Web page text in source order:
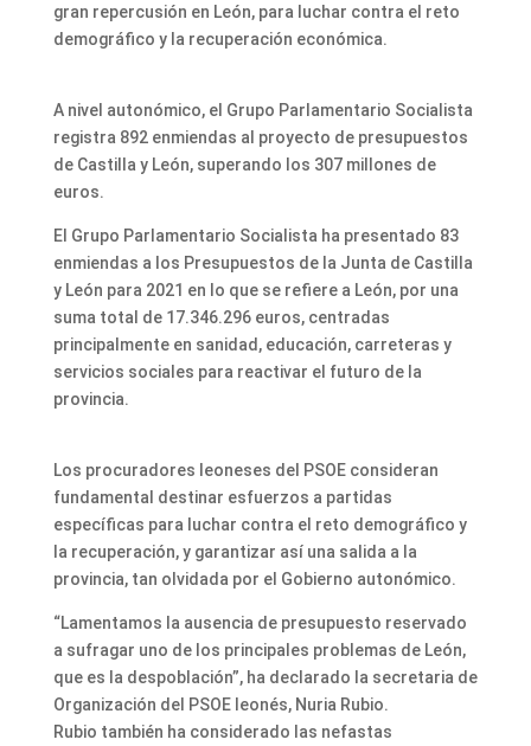
gran repercusión en León, para luchar contra el reto
demográfico y la recuperación económica.
A nivel autonómico, el Grupo Parlamentario Socialista
registra 892 enmiendas al proyecto de presupuestos
de Castilla y León, superando los 307 millones de
euros.
El Grupo Parlamentario Socialista ha presentado 83
enmiendas a los Presupuestos de la Junta de Castilla
y León para 2021 en lo que se refiere a León, por una
suma total de 17.346.296 euros, centradas
principalmente en sanidad, educación, carreteras y
servicios sociales para reactivar el futuro de la
provincia.
Los procuradores leoneses del PSOE consideran
fundamental destinar esfuerzos a partidas
específicas para luchar contra el reto demográfico y
la recuperación, y garantizar así una salida a la
provincia, tan olvidada por el Gobierno autonómico.
“Lamentamos la ausencia de presupuesto reservado
a sufragar uno de los principales problemas de León,
que es la despoblación”, ha declarado la secretaria de
Organización del PSOE leonés, Nuria Rubio.
Rubio también ha considerado las nefastas